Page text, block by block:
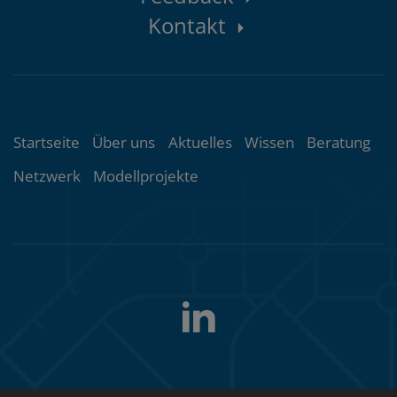
Kontakt
Themenübersicht
Startseite Über uns Aktuelles Wissen
Beratung
Netzwerk
Modellprojekte
Folgen
LinkedIn